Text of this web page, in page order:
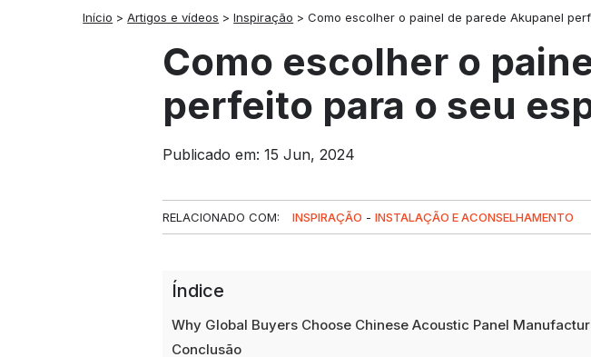
Início >Artigos e vídeos >Inspiração >Como escolher o painel de parede Akupanel
twitterfacebook
linkedin
redditinstagram
Como escolher o
perfeito para o seu
Publicado em: 15 Jun, 2024
RELACIONADO COM: INSPIRAÇÃO -INSTALAÇÃO E ACONSELHAMENTO
Índice
Why Global Buyers Choose Chinese Acoustic Panel
Conclusão